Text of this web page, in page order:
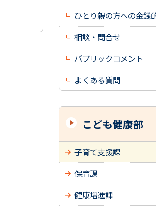
ひとり親の方への金銭
相談・問合せ
パブリックコメント
よくある質問
こども健康部
子育て支援課
保育課
健康増進課